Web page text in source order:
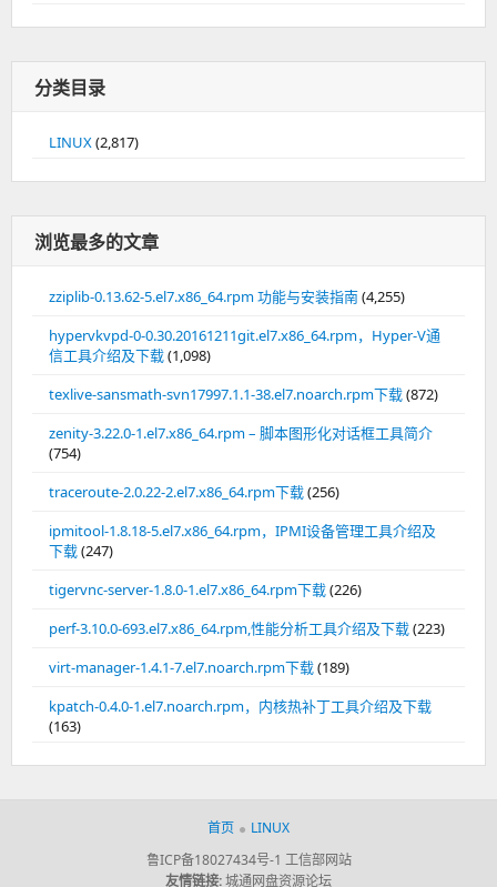
分类目录
LINUX(2,817)
浏览最多的文章
zziplib-0.13.62-5.el7.x86_64.rpm 功能与安装指南(4,255)
hypervkvpd-0-0.30.20161211git.el7.x86_64.rpm，Hyper-V通
信工具介绍及下载(1,098)
texlive-sansmath-svn17997.1.1-38.el7.noarch.rpm下载(872)
zenity-3.22.0-1.el7.x86_64.rpm – 脚本图形化对话框工具简介
(754)
traceroute-2.0.22-2.el7.x86_64.rpm下载(256)
ipmitool-1.8.18-5.el7.x86_64.rpm，IPMI设备管理工具介绍及
下载(247)
tigervnc-server-1.8.0-1.el7.x86_64.rpm下载(226)
perf-3.10.0-693.el7.x86_64.rpm,性能分析工具介绍及下载(223)
virt-manager-1.4.1-7.el7.noarch.rpm下载(189)
kpatch-0.4.0-1.el7.noarch.rpm，内核热补丁工具介绍及下载
(163)
首页
LINUX
鲁ICP备18027434号-1 工信部网站
友情链接:城通网盘资源论坛